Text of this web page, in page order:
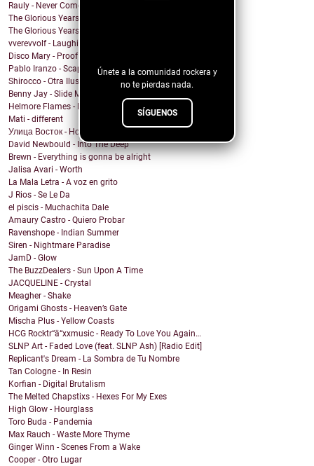
Únete a la comunidad rockera y
no te pierdas nada.
SÍGUENOS
Rauly - Never Come Back
The Glorious Years - Cosmic Behaviour
The Glorious Years - Sweet Imperfections
vverevvolf - Laughing Til I Cry
Disco Mary - Proof
Pablo Iranzo - Scapegoat (Single Edit)
Shirocco - Otra Ilusión
Benny Jay - Slide My Way
Helmore Flames - E Pluribus Unum
Mati - different
Улица Восток - Ночь
David Newbould - Into The Deep
Brewn - Everything is gonna be alright
Jalisa Avari - Worth
La Mala Letra - A voz en grito
J Rios - Se Le Da
el piscis - Muchachita Dale
Amaury Castro - Quiero Probar
Ravenshope - Indian Summer
Siren - Nightmare Paradise
JamD - Glow
The BuzzDealers - Sun Upon A Time
JACQUELINE - Crystal
Meagher - Shake
Origami Ghosts - Heaven’s Gate
Mischa Plus - Yellow Coasts
HCG Rocktr“ä“xxmusic - Ready To Love You Again…
SLNP Art - Faded Love (feat. SLNP Ash) [Radio Edit]
Replicant's Dream - La Sombra de Tu Nombre
Tan Cologne - In Resin
Korfian - Digital Brutalism
The Melted Chapstixs - Hexes For My Exes
High Glow - Hourglass
Toro Buda - Pandemia
Max Rauch - Waste More Thyme
Ginger Winn - Scenes From a Wake
Cooper - Otro Lugar